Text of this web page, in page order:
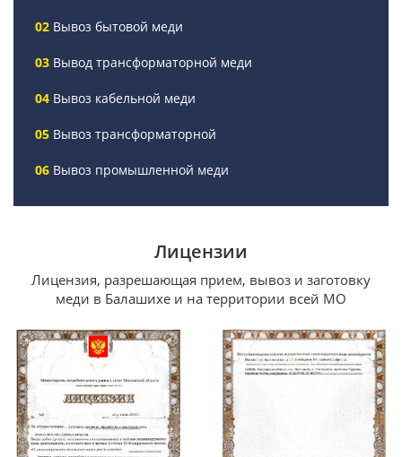
Вывоз бытовой меди
Вывод трансформаторной меди
Вывоз кабельной меди
Вывоз трансформаторной
Вывоз промышленной меди
Лицензии
Лицензия, разрешающая прием, вывоз и заготовку
меди в Балашихе и на территории всей МО